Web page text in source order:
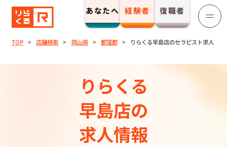
あなたへ 経験者 復職者
りらくる
セラピスト募集
TOP
セラピストストーリー⼀覧
収⼊とサポート
TOP 店舗検索 岡山県 都窪郡 りらくる早島店のセラピスト求人
りらくる
早島店の
求人情報